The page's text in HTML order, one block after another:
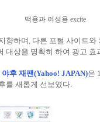
맥용과 여성용 excite
향하며, 다른 포털 사이트
대상을 명확히 하여 광고
야후 재팬(Yahoo! JAPAN)은
를 새롭게 선보였다.